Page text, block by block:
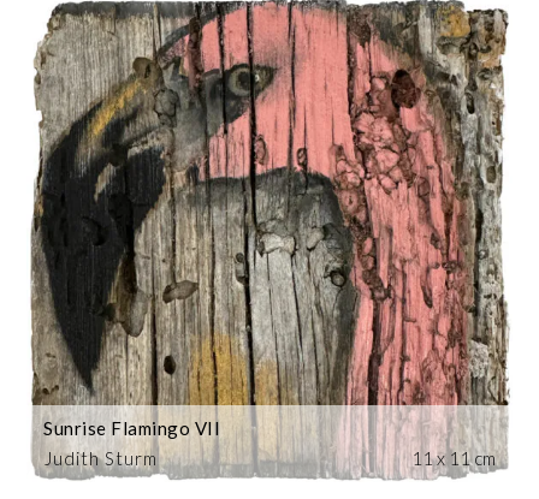
Judith Sturm
Sunrise Flamingo VII
11 x 11 cm